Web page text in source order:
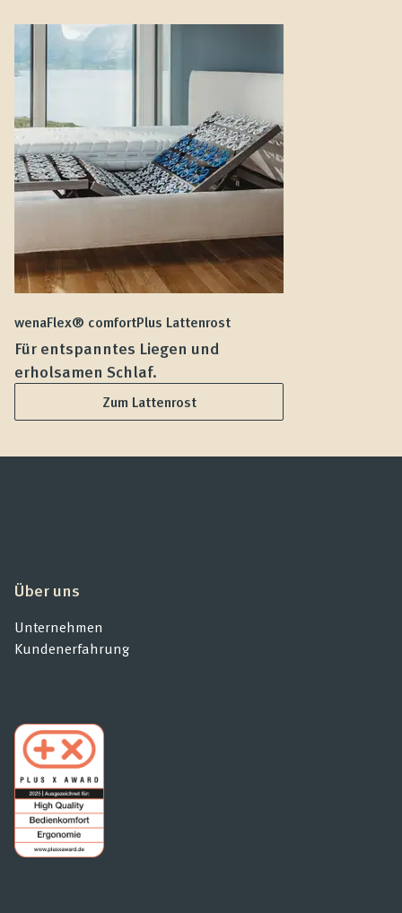
wenaFlex® comfortPlus Lattenrost
Für entspanntes Liegen und
erholsamen Schlaf.
Zum Lattenrost
Über uns
Unternehmen
Kundenerfahrung